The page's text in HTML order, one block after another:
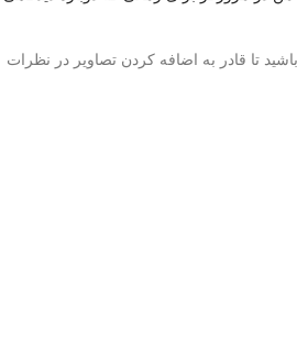
تا قادر به اضافه کردن تصاویر در نظرات